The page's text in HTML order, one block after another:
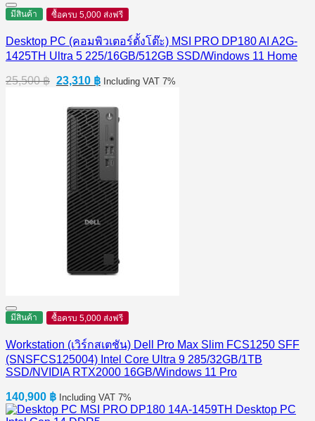
มีสินค้า ซื้อครบ 5,000 ส่งฟรี
Desktop PC (คอมพิวเตอร์ตั้งโต๊ะ) MSI PRO DP180 AI A2G-
1425TH Ultra 5 225/16GB/512GB SSD/Windows 11 Home
25,500฿ Original
was:
25,500 ฿.
23,310 ฿Current
is:
23,310 ฿.
Including VAT 7%
มีสินค้า ซื้อครบ 5,000 ส่งฟรี
Workstation (เวิร์กสเตชัน) Dell Pro Max Slim FCS1250 SFF
(SNSFCS125004) Intel Core Ultra 9 285/32GB/1TB
SSD/NVIDIA RTX2000 16GB/Windows 11 Pro
140,900 ฿ Including VAT 7%